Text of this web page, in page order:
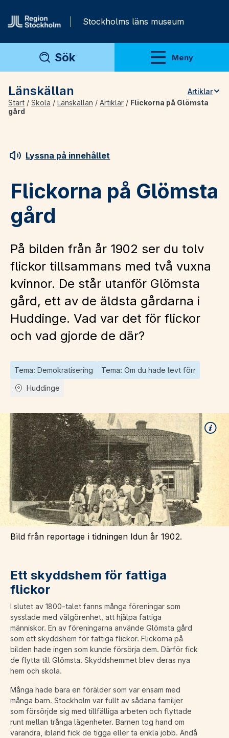
Stockholms läns museum
Sök Meny
Visa meny
Länskällan
Artiklar
Teman
För lärare
Start / Skola / Länskällan / Artiklar / Flickorna på Glömsta
gård
Lyssna på innehållet
Flickorna på Glömsta
gård
På bilden från år 1902 ser du tolv
flickor tillsammans med två vuxna
kvinnor. De står utanför Glömsta
gård, ett av de äldsta gårdarna i
Huddinge. Vad var det för flickor
och vad gjorde de där?
Tema: Demokratisering Tema: Om du hade levt förr
Huddinge
Bild från reportage i tidningen Idun år 1902.
Ett skyddshem för fattiga
flickor
I slutet av 1800-talet fanns många föreningar som
sysslade med välgörenhet, att hjälpa fattiga
människor. En av föreningarna använde Glömsta gård
som ett skyddshem för fattiga flickor. Flickorna på
bilden hade ingen som kunde försörja dem. Därför fick
de flytta till Glömsta. Skyddshemmet blev deras nya
hem och skola.
Många hade bara en förälder som var ensam med
många barn. Stockholm var fullt av sådana familjer
som försörjde sig med tillfälliga arbeten och flyttade
runt mellan trånga lägenheter. Barnen tog hand om
varandra, ibland fick de tigga eller ta enkla jobb. Ändå